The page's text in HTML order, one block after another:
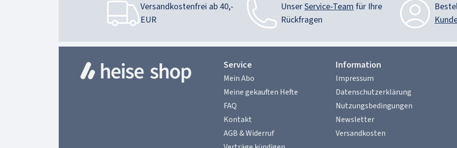
Versandkostenfrei ab 40,-
EUR
UnserService-Teamfür Ihre
Rückfragen
Service
Mein Abo
Meine gekauften Hefte
FAQ
Kontakt
AGB & Widerruf
Information
Impressum
Datenschutzerklärung
Nutzungsbedingungen
Newsletter
Versandkosten